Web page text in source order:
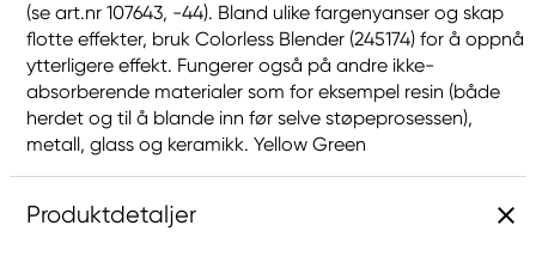
(se art.nr 107643, -44). Bland ulike fargenyanser og skap
flotte effekter, bruk Colorless Blender (245174) for å oppnå
ytterligere effekt. Fungerer også på andre ikke-
absorberende materialer som for eksempel resin (både
herdet og til å blande inn før selve støpeprosessen),
metall, glass og keramikk. Yellow Green
Produktdetaljer